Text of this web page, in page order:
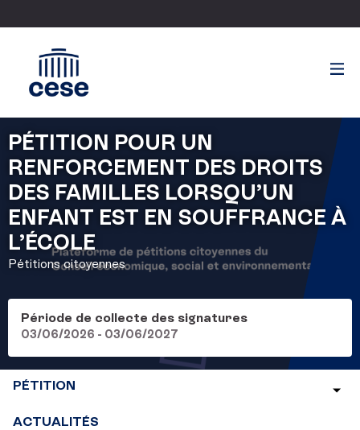
PÉTITION POUR UN
RENFORCEMENT DES DROITS
DES FAMILLES LORSQU’UN
ENFANT EST EN SOUFFRANCE À
L’ÉCOLE
Pétitions citoyennes
Période de collecte des signatures
03/06/2026 - 03/06/2027
PÉTITION
ACTUALITÉS